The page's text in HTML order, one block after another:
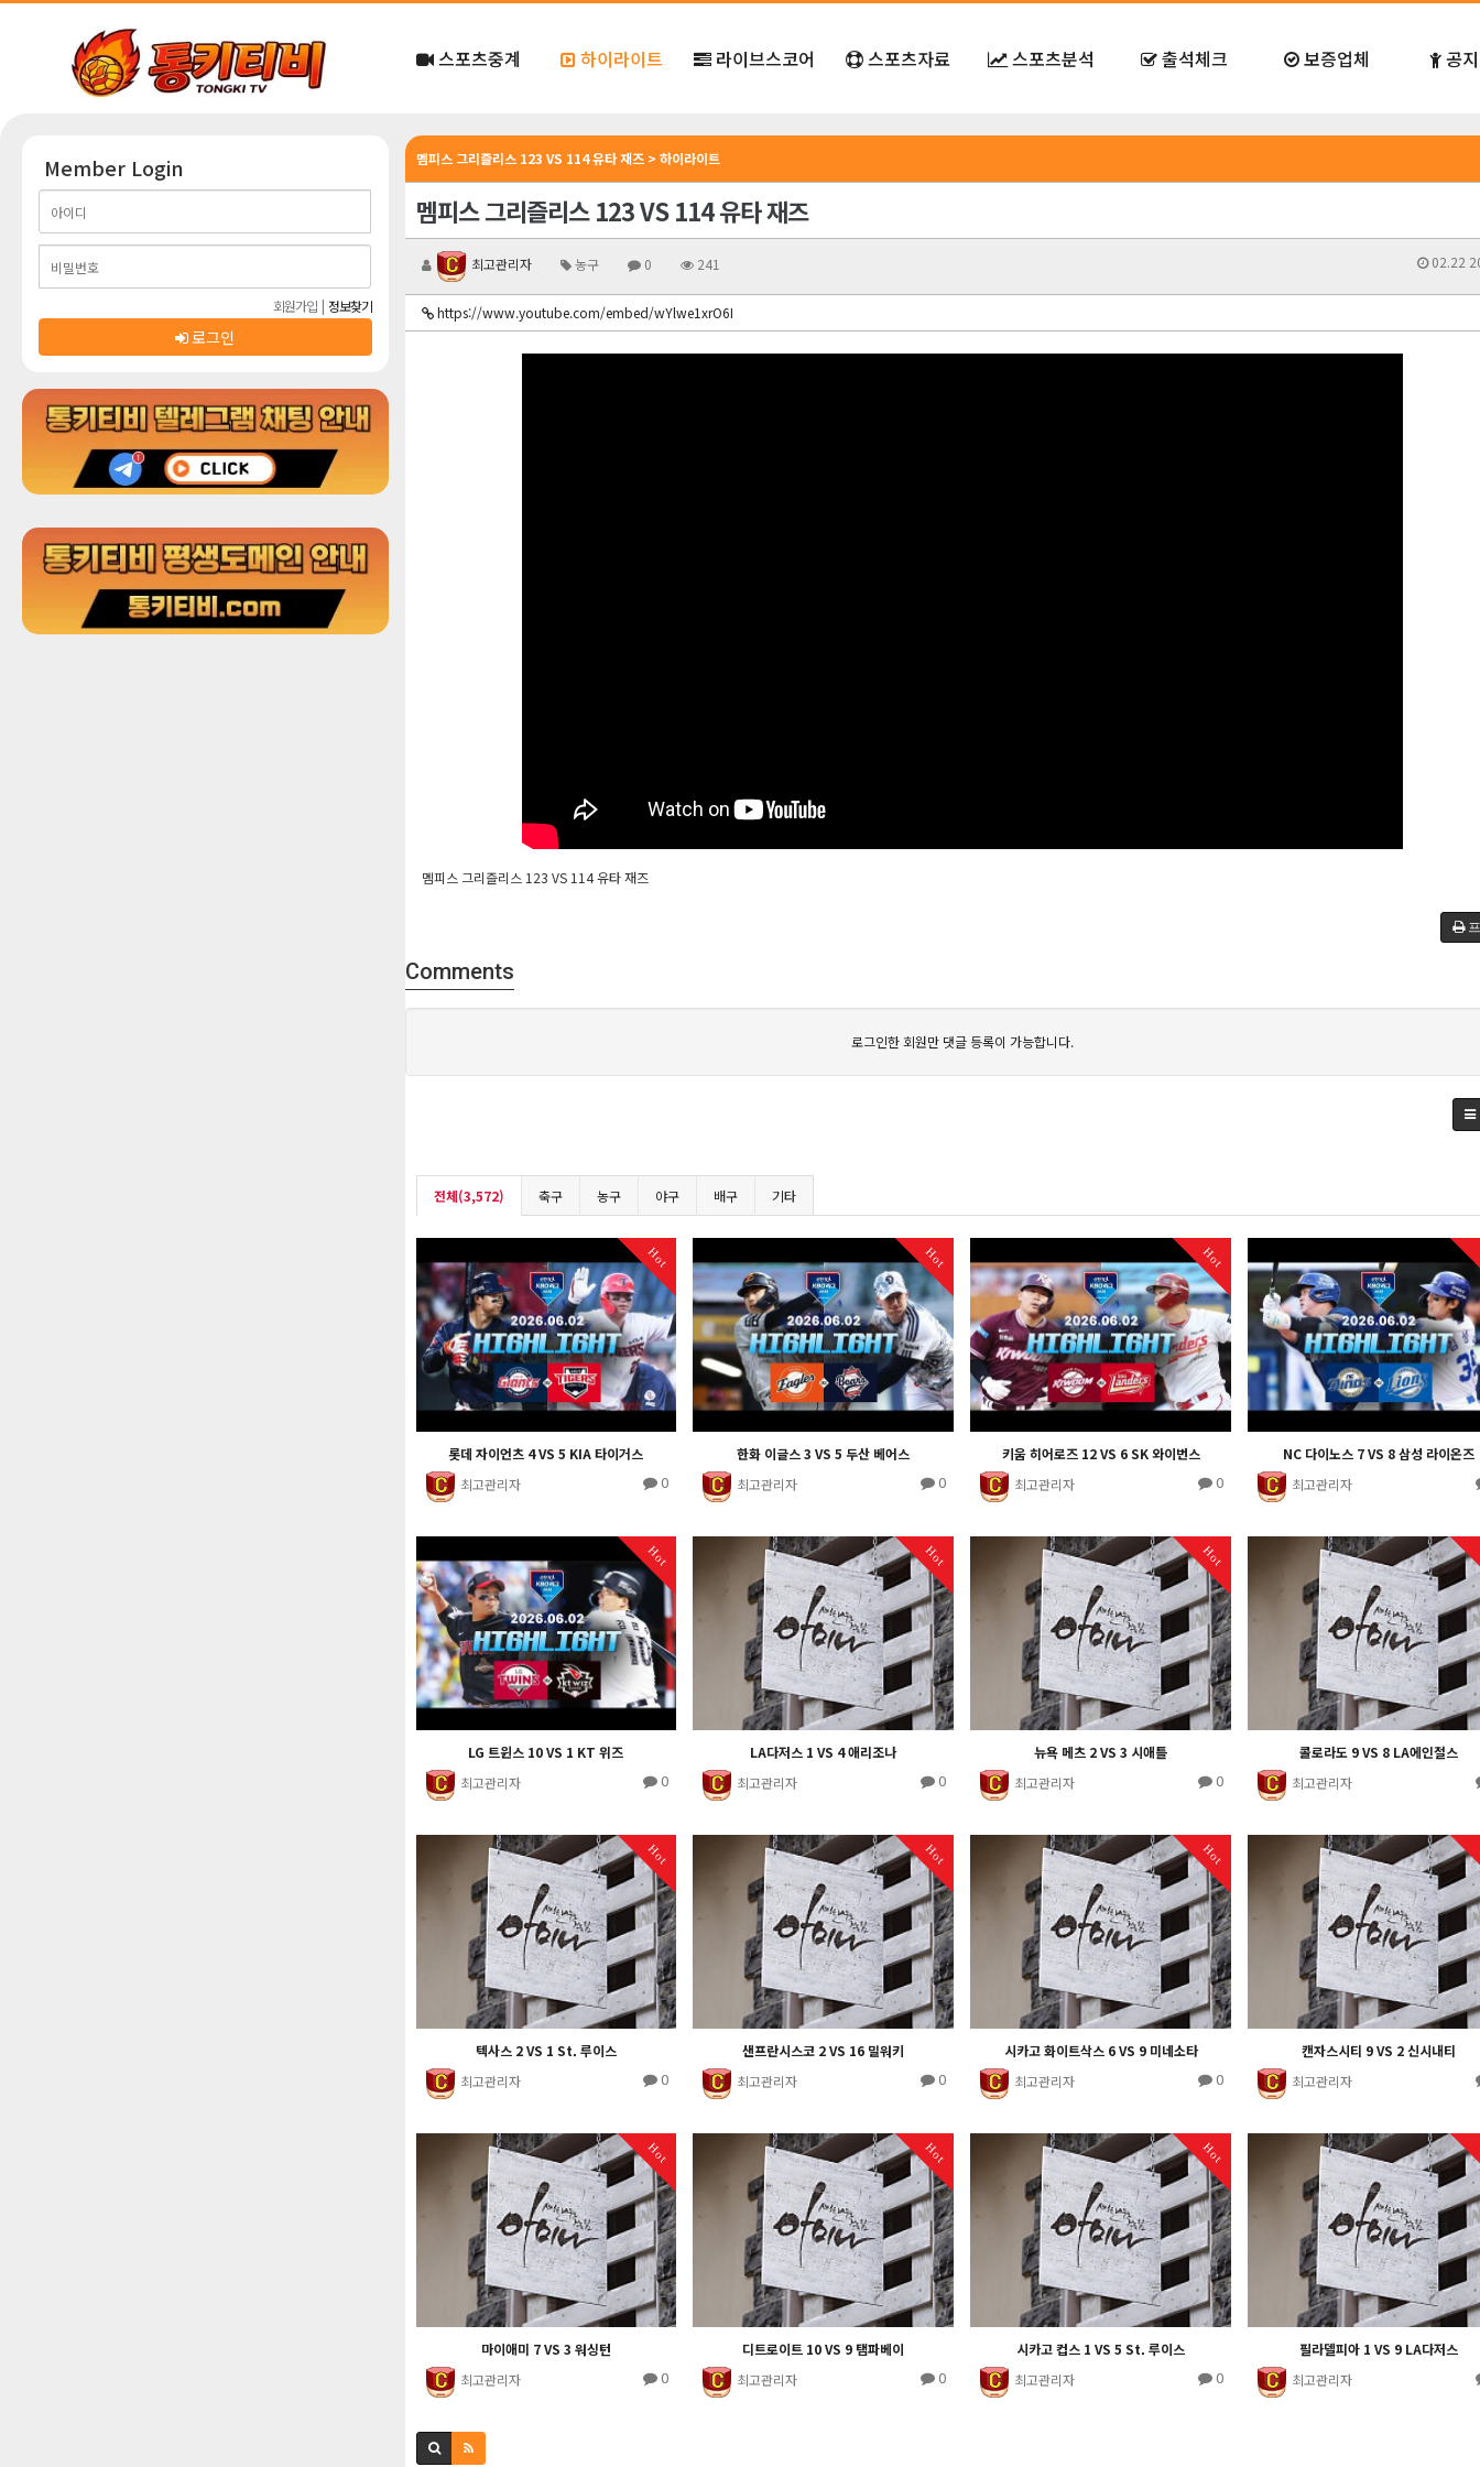
스포츠중계 하이라이트 라이브스코어 스포츠자료 스포츠분석 출석체크 보증업체 공
멤피스 그리즐리스 123 VS 114 유타 재즈 > 하이라이트
멤피스 그리즐리스 123 VS 114 유타 재즈
최고관리자 농구 0 241 02.22
https://www.youtube.com/embed/wYlwe1xrO6I
멤피스 그리즐리스 123 VS 114 유타 재즈
Comments
로그인한 회원만 댓글 등록이 가능합니다.
전체(3,572) 축구 농구 야구 배구 기타
Hot
롯데 자이언츠 4 VS 5 KIA 타이거스
최고관리자
0
Hot
한화 이글스 3 VS 5 두산 베어스
최고관리자
0
Hot
키움 히어로즈 12 VS 6 SK 와이번스
최고관리자
0
NC 다이노스 7 VS 8 삼성 라이온즈
최고관리자
Hot
LG 트윈스 10 VS 1 KT 위즈
최고관리자
0
Hot
LA다저스 1 VS 4 애리조나
최고관리자
0
Hot
뉴욕 메츠 2 VS 3 시애틀
최고관리자
0
콜로라도 9 VS 8 LA에인절스
최고관리자
Hot
텍사스 2 VS 1 St. 루이스
최고관리자
0
Hot
샌프란시스코 2 VS 16 밀워키
최고관리자
0
Hot
시카고 화이트삭스 6 VS 9 미네소타
최고관리자
0
캔자스시티 9 VS 2 신시내티
최고관리자
Hot
마이애미 7 VS 3 워싱턴
최고관리자
0
Hot
디트로이트 10 VS 9 탬파베이
최고관리자
0
Hot
시카고 컵스 1 VS 5 St. 루이스
최고관리자
0
필라델피아 1 VS 9 LA다저스
최고관리자
Member Login
회원가입 | 정보찾기
로그인